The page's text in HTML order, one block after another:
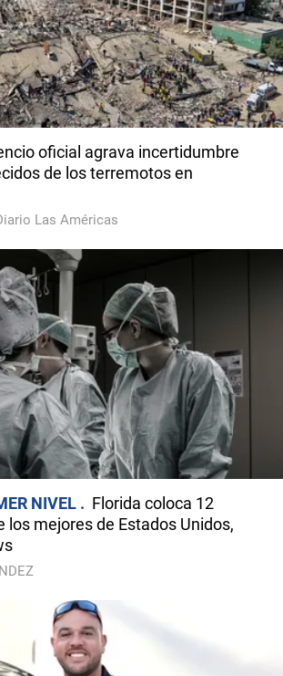
oficial agrava incertidumbre
de los terremotos en
Las Américas
NIVEL
Florida coloca 12
los mejores de Estados Unidos,